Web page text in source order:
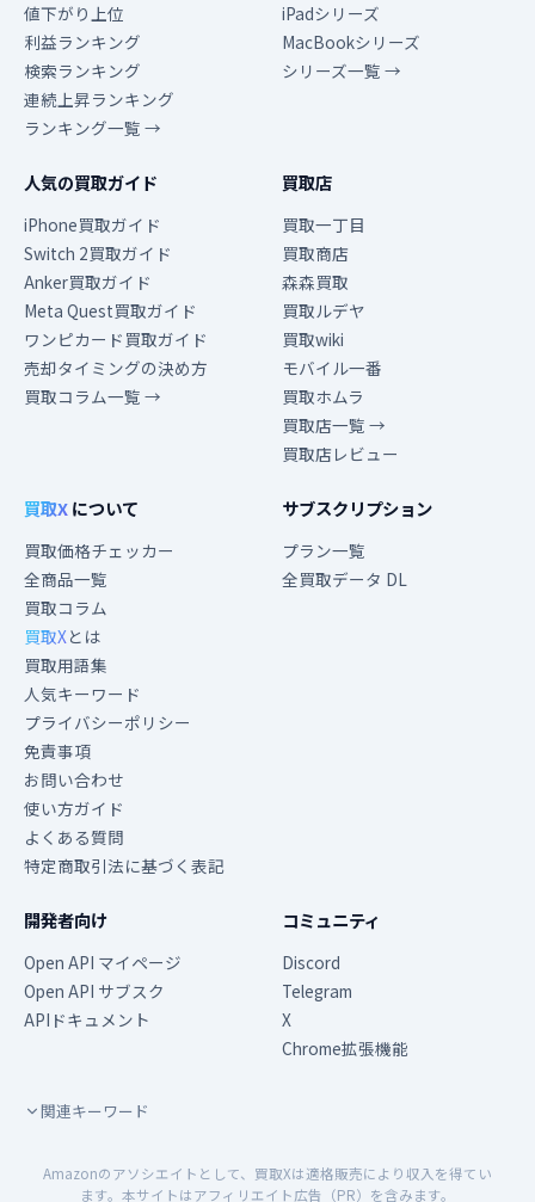
値下がり上位
利益ランキング
検索ランキング
連続上昇ランキング
ランキング一覧 →
iPadシリーズ
MacBookシリーズ
シリーズ一覧 →
人気の買取ガイド
iPhone買取ガイド
Switch 2買取ガイド
Anker買取ガイド
Meta Quest買取ガイド
ワンピカード買取ガイド
売却タイミングの決め方
買取コラム一覧 →
買取店
買取一丁目
買取商店
森森買取
買取ルデヤ
買取wiki
モバイル一番
買取ホムラ
買取店一覧 →
買取店レビュー
買取Xについて
買取価格チェッカー
全商品一覧
買取コラム
買取Xとは
買取用語集
人気キーワード
プライバシーポリシー
免責事項
お問い合わせ
使い方ガイド
よくある質問
特定商取引法に基づく表記
サブスクリプション
プラン一覧
全買取データ DL
開発者向け
Open API マイページ
Open API サブスク
APIドキュメント
コミュニティ
Discord
Telegram
X
Chrome拡張機能
関連キーワード
Amazonのアソシエイトとして、買取Xは適格販売により収入を得てい
ます。本サイトはアフィリエイト広告（PR）を含みます。